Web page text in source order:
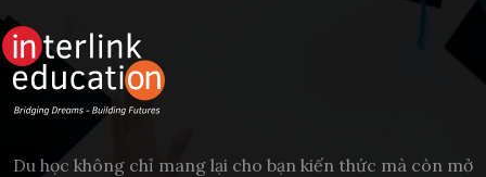
Du học không chỉ mang lại cho bạn kiến thức mà còn mở